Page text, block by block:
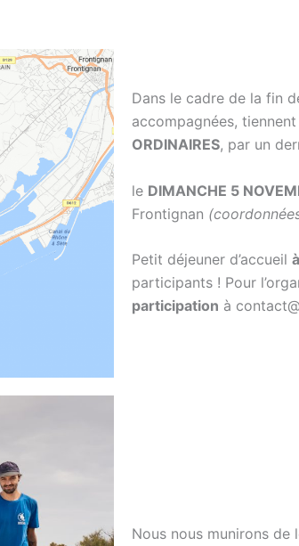
Dans le cadre de la fin
accompagnées,
ORDINAIRES, par un
le DIMANCHE 5
Frontignan
Petit déjeuner d’accueil
participants ! Pour
participation à
Nous nous munirons de